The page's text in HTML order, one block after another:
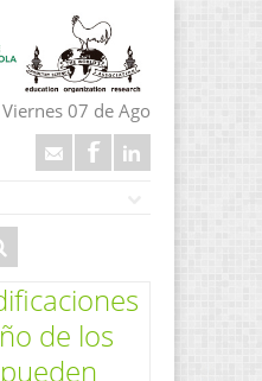
Viernes 07 de Ago
de los